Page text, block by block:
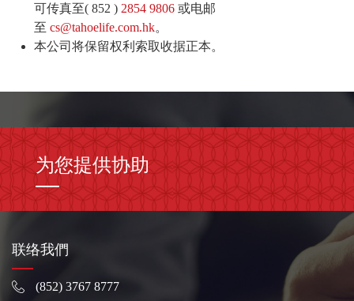
可传真至( 852 ) 2854 9806 或电邮
至 cs@tahoelife.com.hk。
本公司将保留权利索取收据正本。
为您提供协助
联络我們
(852) 3767 8777